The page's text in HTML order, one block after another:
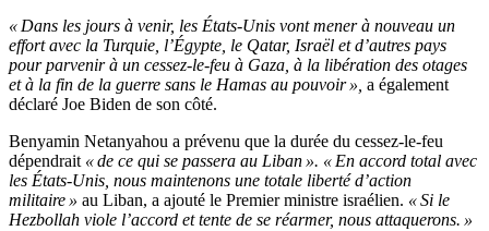
« Dans les jours à venir, les États-Unis vont mener à nouveau un
effort avec la Turquie, l’Égypte, le Qatar, Israël et d’autres pays
pour parvenir à un cessez-le-feu à Gaza, à la libération des otages
et à la fin de la guerre sans le Hamas au pouvoir », a également
déclaré Joe Biden de son côté.
Benyamin Netanyahou a prévenu que la durée du cessez-le-feu
dépendrait « de ce qui se passera au Liban ». « En accord total avec
les États-Unis, nous maintenons une totale liberté d’action
militaire » au Liban, a ajouté le Premier ministre israélien. « Si le
Hezbollah viole l’accord et tente de se réarmer, nous attaquerons. »